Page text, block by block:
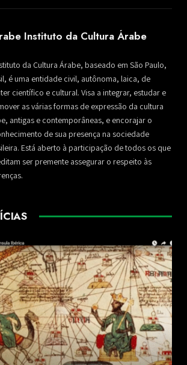
Instituto da Cultura Árabe
da Cultura Árabe, baseado em São Paulo,
é uma entidade civil, autônoma, laica, de
científico e cultural. Visa a integrar, estudar e
as várias formas de expressão da cultura
antigas e contemporâneas, e encorajar o
de sua presença na sociedade
Está aberto à participação de todos os que
ser premente assegurar o respeito às